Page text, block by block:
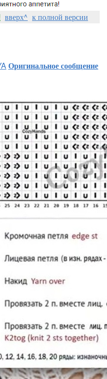
вверх^ к полной версии
Оригинальное сообщение